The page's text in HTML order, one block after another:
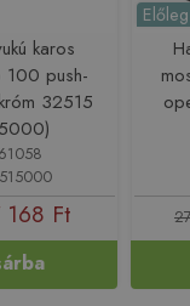
karos
100 push-
32515
168 Ft